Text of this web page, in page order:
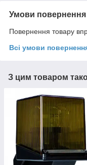
Умови повернення
Повернення товару
Всі умови
З цим товаром